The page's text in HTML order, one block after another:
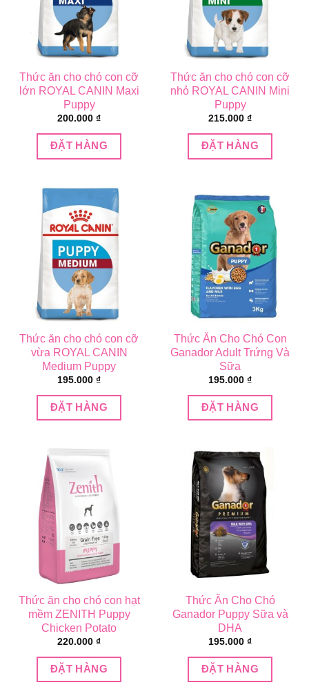
tùy
chọn
có
thể
chọn
trên
trang
sản
phẩm
Thức ăn cho chó con cỡ
lớn ROYAL CANIN Maxi
Puppy
200.000 ₫
ĐẶT HÀNG
Thức ăn cho chó con cỡ
nhỏ ROYAL CANIN Mini
Puppy
215.000 ₫
ĐẶT HÀNG
Thức ăn cho chó con cỡ
vừa ROYAL CANIN
Medium Puppy
195.000 ₫
ĐẶT HÀNG
Thức Ăn Cho Chó Con
Ganador Adult Trứng Và
Sữa
195.000 ₫
ĐẶT HÀNG
Thức ăn cho chó con hạt
mềm ZENITH Puppy
Chicken Potato
220.000 ₫
ĐẶT HÀNG
Thức Ăn Cho Chó
Ganador Puppy Sữa và
DHA
195.000 ₫
ĐẶT HÀNG